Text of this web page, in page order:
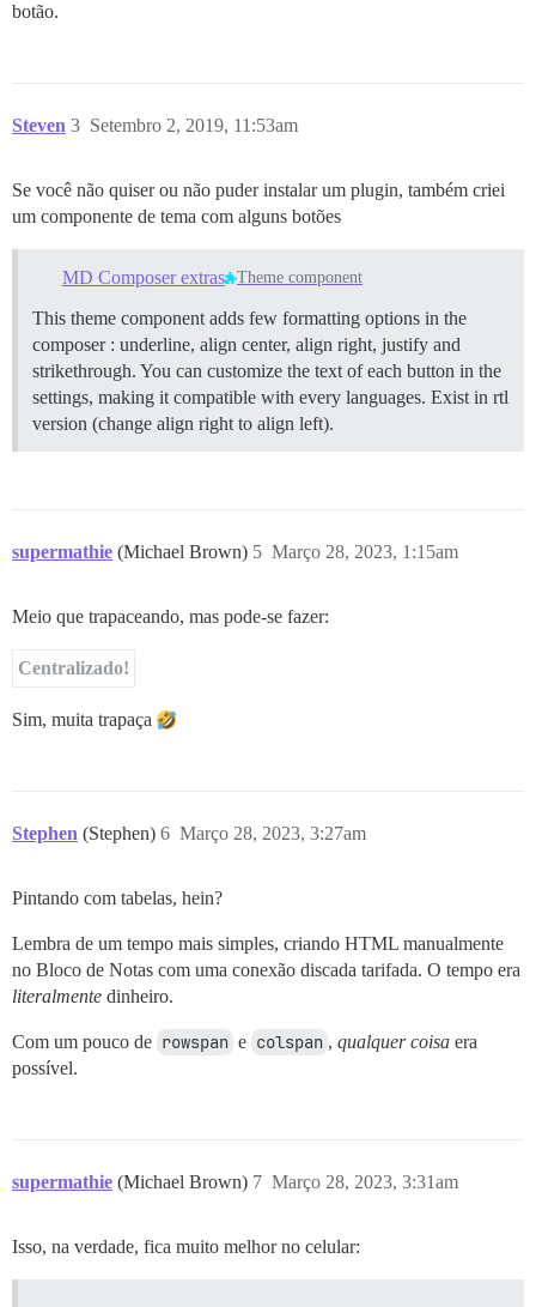
botão.
Steven Setembro 2, 2019, 11:53am
3
Se você não quiser ou não puder instalar um plugin, também criei
um componente de tema com alguns botões
MD Composer extras Theme component
This theme component adds few formatting options in the
composer : underline, align center, align right, justify and
strikethrough. You can customize the text of each button in the
settings, making it compatible with every languages. Exist in rtl
version (change align right to align left).
supermathie (Michael Brown) Março 28, 2023, 1:15am
5
Meio que trapaceando, mas pode-se fazer:
Centralizado!
Sim, muita trapaça
Stephen (Stephen) Março 28, 2023, 3:27am
6
Pintando com tabelas, hein?
Lembra de um tempo mais simples, criando HTML manualmente
no Bloco de Notas com uma conexão discada tarifada. O tempo era
literalmente dinheiro.
Com um pouco de rowspan e colspan , qualquer coisa era
possível.
supermathie (Michael Brown) Março 28, 2023, 3:31am
7
Isso, na verdade, fica muito melhor no celular: